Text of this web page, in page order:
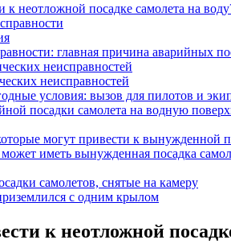
к неотложной посадке самолета на
главная причина аварийных
неисправностей
неисправностей
условия: вызов для пилотов и
посадки самолета на водную
могут привести к вынужденной
иметь вынужденная посадка
самолетов, снятые на камеру
с одним крылом
к неотложной